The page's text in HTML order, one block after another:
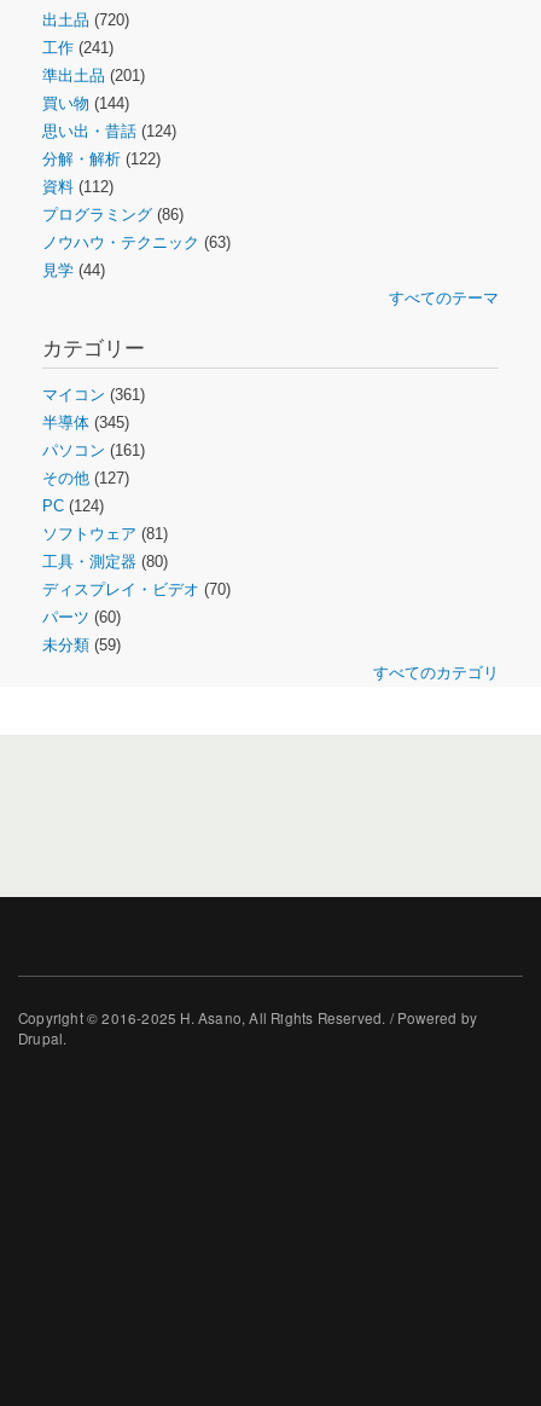
出土品 (720)
工作 (241)
準出土品 (201)
買い物 (144)
思い出・昔話 (124)
分解・解析 (122)
資料 (112)
プログラミング (86)
ノウハウ・テクニック (63)
見学 (44)
すべてのテーマ
カテゴリー
マイコン (361)
半導体 (345)
パソコン (161)
その他 (127)
PC (124)
ソフトウェア (81)
工具・測定器 (80)
ディスプレイ・ビデオ (70)
パーツ (60)
未分類 (59)
すべてのカテゴリ
Copyright © 2016-2025 H. Asano, All Rights Reserved. / Powered by
Drupal.